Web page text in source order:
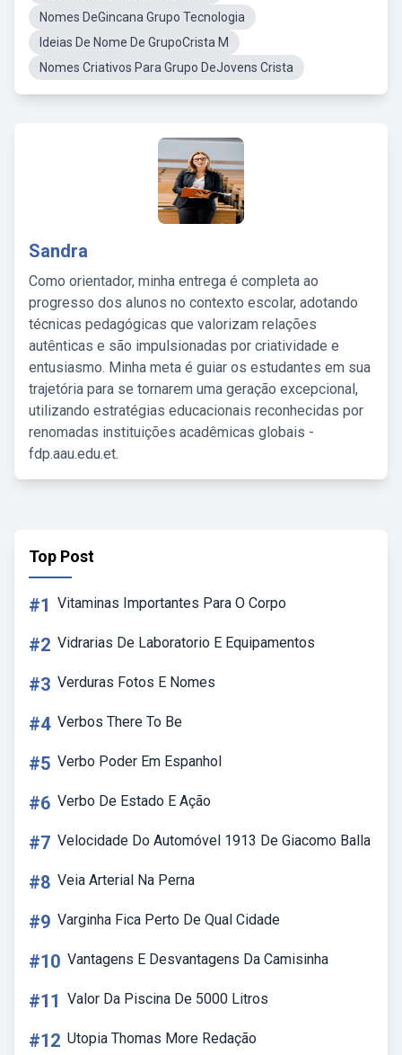
Nomes DeGincana Grupo Tecnologia
Ideias De Nome De GrupoCrista M
Nomes Criativos Para Grupo DeJovens Crista
Sandra
Como orientador, minha entrega é completa ao
progresso dos alunos no contexto escolar, adotando
técnicas pedagógicas que valorizam relações
autênticas e são impulsionadas por criatividade e
entusiasmo. Minha meta é guiar os estudantes em sua
trajetória para se tornarem uma geração excepcional,
utilizando estratégias educacionais reconhecidas por
renomadas instituições acadêmicas globais -
fdp.aau.edu.et.
Top Post
#1 Vitaminas Importantes Para O Corpo
#2 Vidrarias De Laboratorio E Equipamentos
#3 Verduras Fotos E Nomes
#4 Verbos There To Be
#5 Verbo Poder Em Espanhol
#6 Verbo De Estado E Ação
#7 Velocidade Do Automóvel 1913 De Giacomo Balla
#8 Veia Arterial Na Perna
#9 Varginha Fica Perto De Qual Cidade
#10 Vantagens E Desvantagens Da Camisinha
#11 Valor Da Piscina De 5000 Litros
#12 Utopia Thomas More Redação